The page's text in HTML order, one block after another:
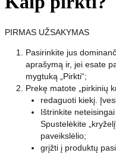
PIRMAS UŽSAKYMAS
Pasirinkite jus
aprašymą ir, jei esate
mygtuką „Pirkti“;
Prekę matote „pirkinių
redaguoti kiekį.
Ištrinkite
Spustelėkite
paveikslėlio;
grįžti į produktų